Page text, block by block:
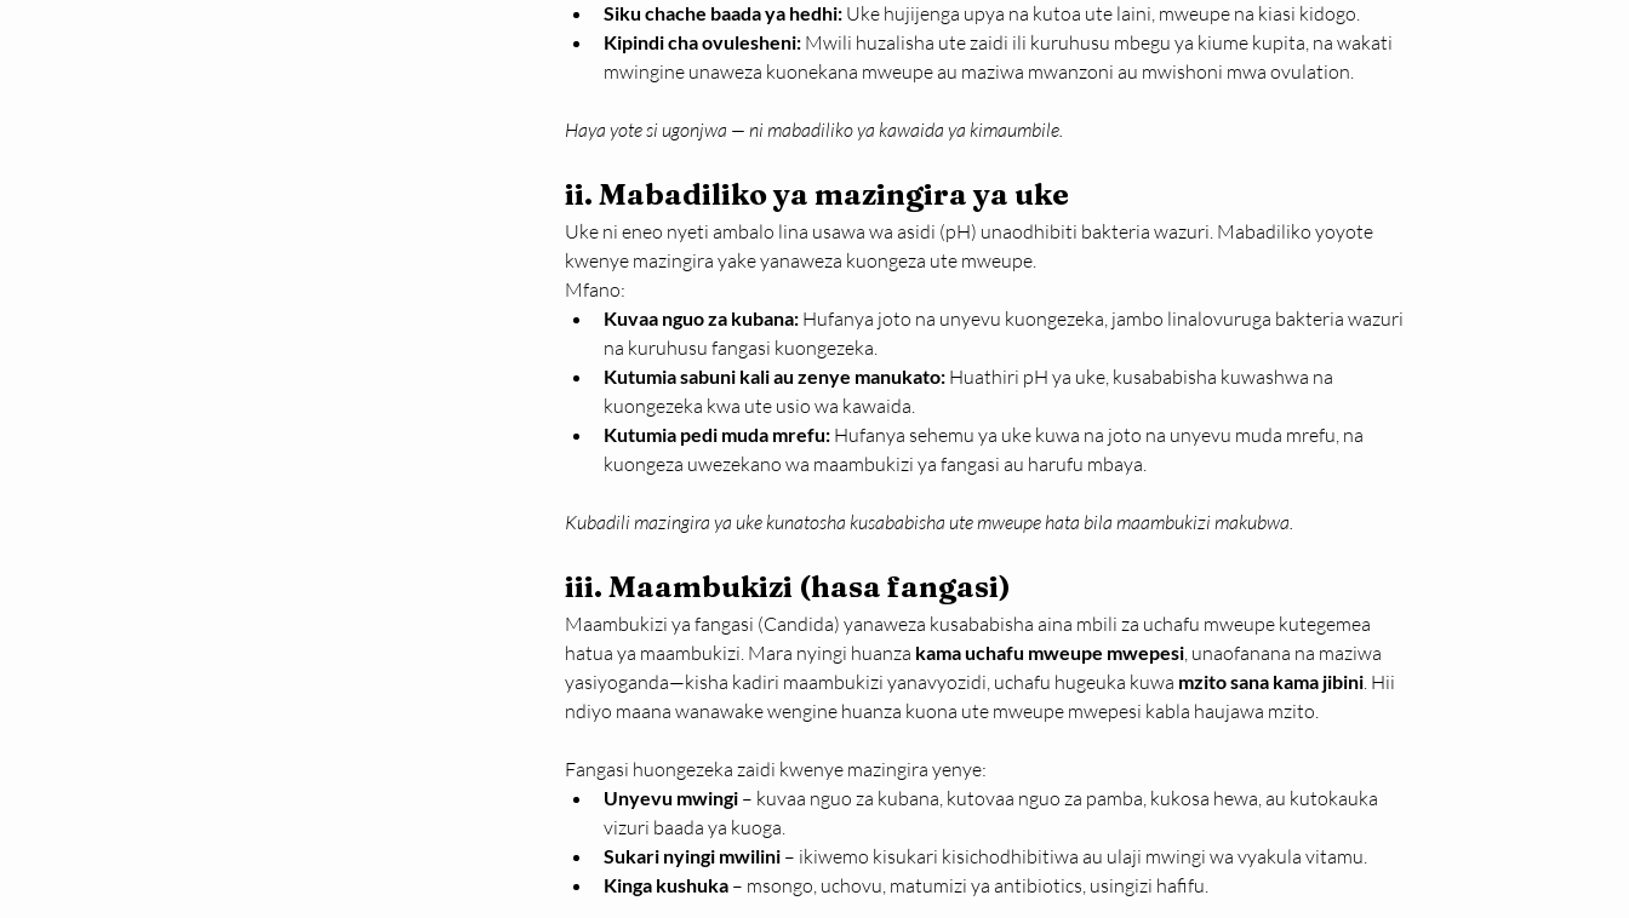
Siku chache baada ya hedhi: Uke hujijenga upya na kutoa ute laini, mweupe na kiasi kidogo.
Kipindi cha ovulesheni: Mwili huzalisha ute zaidi ili kuruhusu mbegu ya kiume kupita, na wakati
mwingine unaweza kuonekana mweupe au maziwa mwanzoni au mwishoni mwa ovulation.
Haya yote si ugonjwa — ni mabadiliko ya kawaida ya kimaumbile.
ii. Mabadiliko ya mazingira ya uke
Uke ni eneo nyeti ambalo lina usawa wa asidi (pH) unaodhibiti bakteria wazuri. Mabadiliko yoyote
kwenye mazingira yake yanaweza kuongeza ute mweupe.
Mfano:
Kuvaa nguo za kubana: Hufanya joto na unyevu kuongezeka, jambo linalovuruga bakteria wazuri
na kuruhusu fangasi kuongezeka.
Kutumia sabuni kali au zenye manukato: Huathiri pH ya uke, kusababisha kuwashwa na
kuongezeka kwa ute usio wa kawaida.
Kutumia pedi muda mrefu: Hufanya sehemu ya uke kuwa na joto na unyevu muda mrefu, na
kuongeza uwezekano wa maambukizi ya fangasi au harufu mbaya.
Kubadili mazingira ya uke kunatosha kusababisha ute mweupe hata bila maambukizi makubwa.
iii. Maambukizi (hasa fangasi)
Maambukizi ya fangasi (Candida) yanaweza kusababisha aina mbili za uchafu mweupe kutegemea
hatua ya maambukizi. Mara nyingi huanza kama uchafu mweupe mwepesi, unaofanana na maziwa
yasiyoganda—kisha kadiri maambukizi yanavyozidi, uchafu hugeuka kuwa mzito sana kama jibini. Hii
ndiyo maana wanawake wengine huanza kuona ute mweupe mwepesi kabla haujawa mzito.
Fangasi huongezeka zaidi kwenye mazingira yenye:
Unyevu mwingi – kuvaa nguo za kubana, kutovaa nguo za pamba, kukosa hewa, au kutokauka
vizuri baada ya kuoga.
Sukari nyingi mwilini – ikiwemo kisukari kisichodhibitiwa au ulaji mwingi wa vyakula vitamu.
Kinga kushuka – msongo, uchovu, matumizi ya antibiotics, usingizi hafifu.